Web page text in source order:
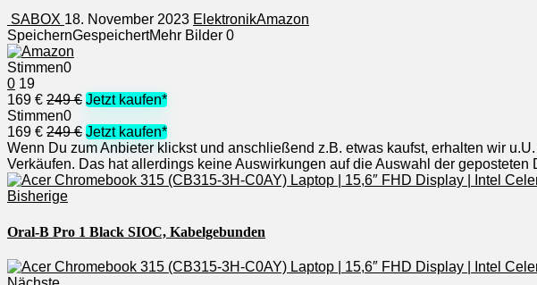
SABOX 18. November 2023 ElektronikAmazon
SpeichernGespeichertMehr Bilder 0
Stimmen0
0 19
169 € 249 € Jetzt kaufen*
Stimmen0
169 € 249 € Jetzt kaufen*
Wenn Du zum Anbieter klickst und anschließend z.B. etwas kaufst, erhalten wir
Verkäufen. Das hat allerdings keine Auswirkungen auf die Auswahl der geposteten
Bisherige
Oral-B Pro 1 Black SIOC, Kabelgebunden